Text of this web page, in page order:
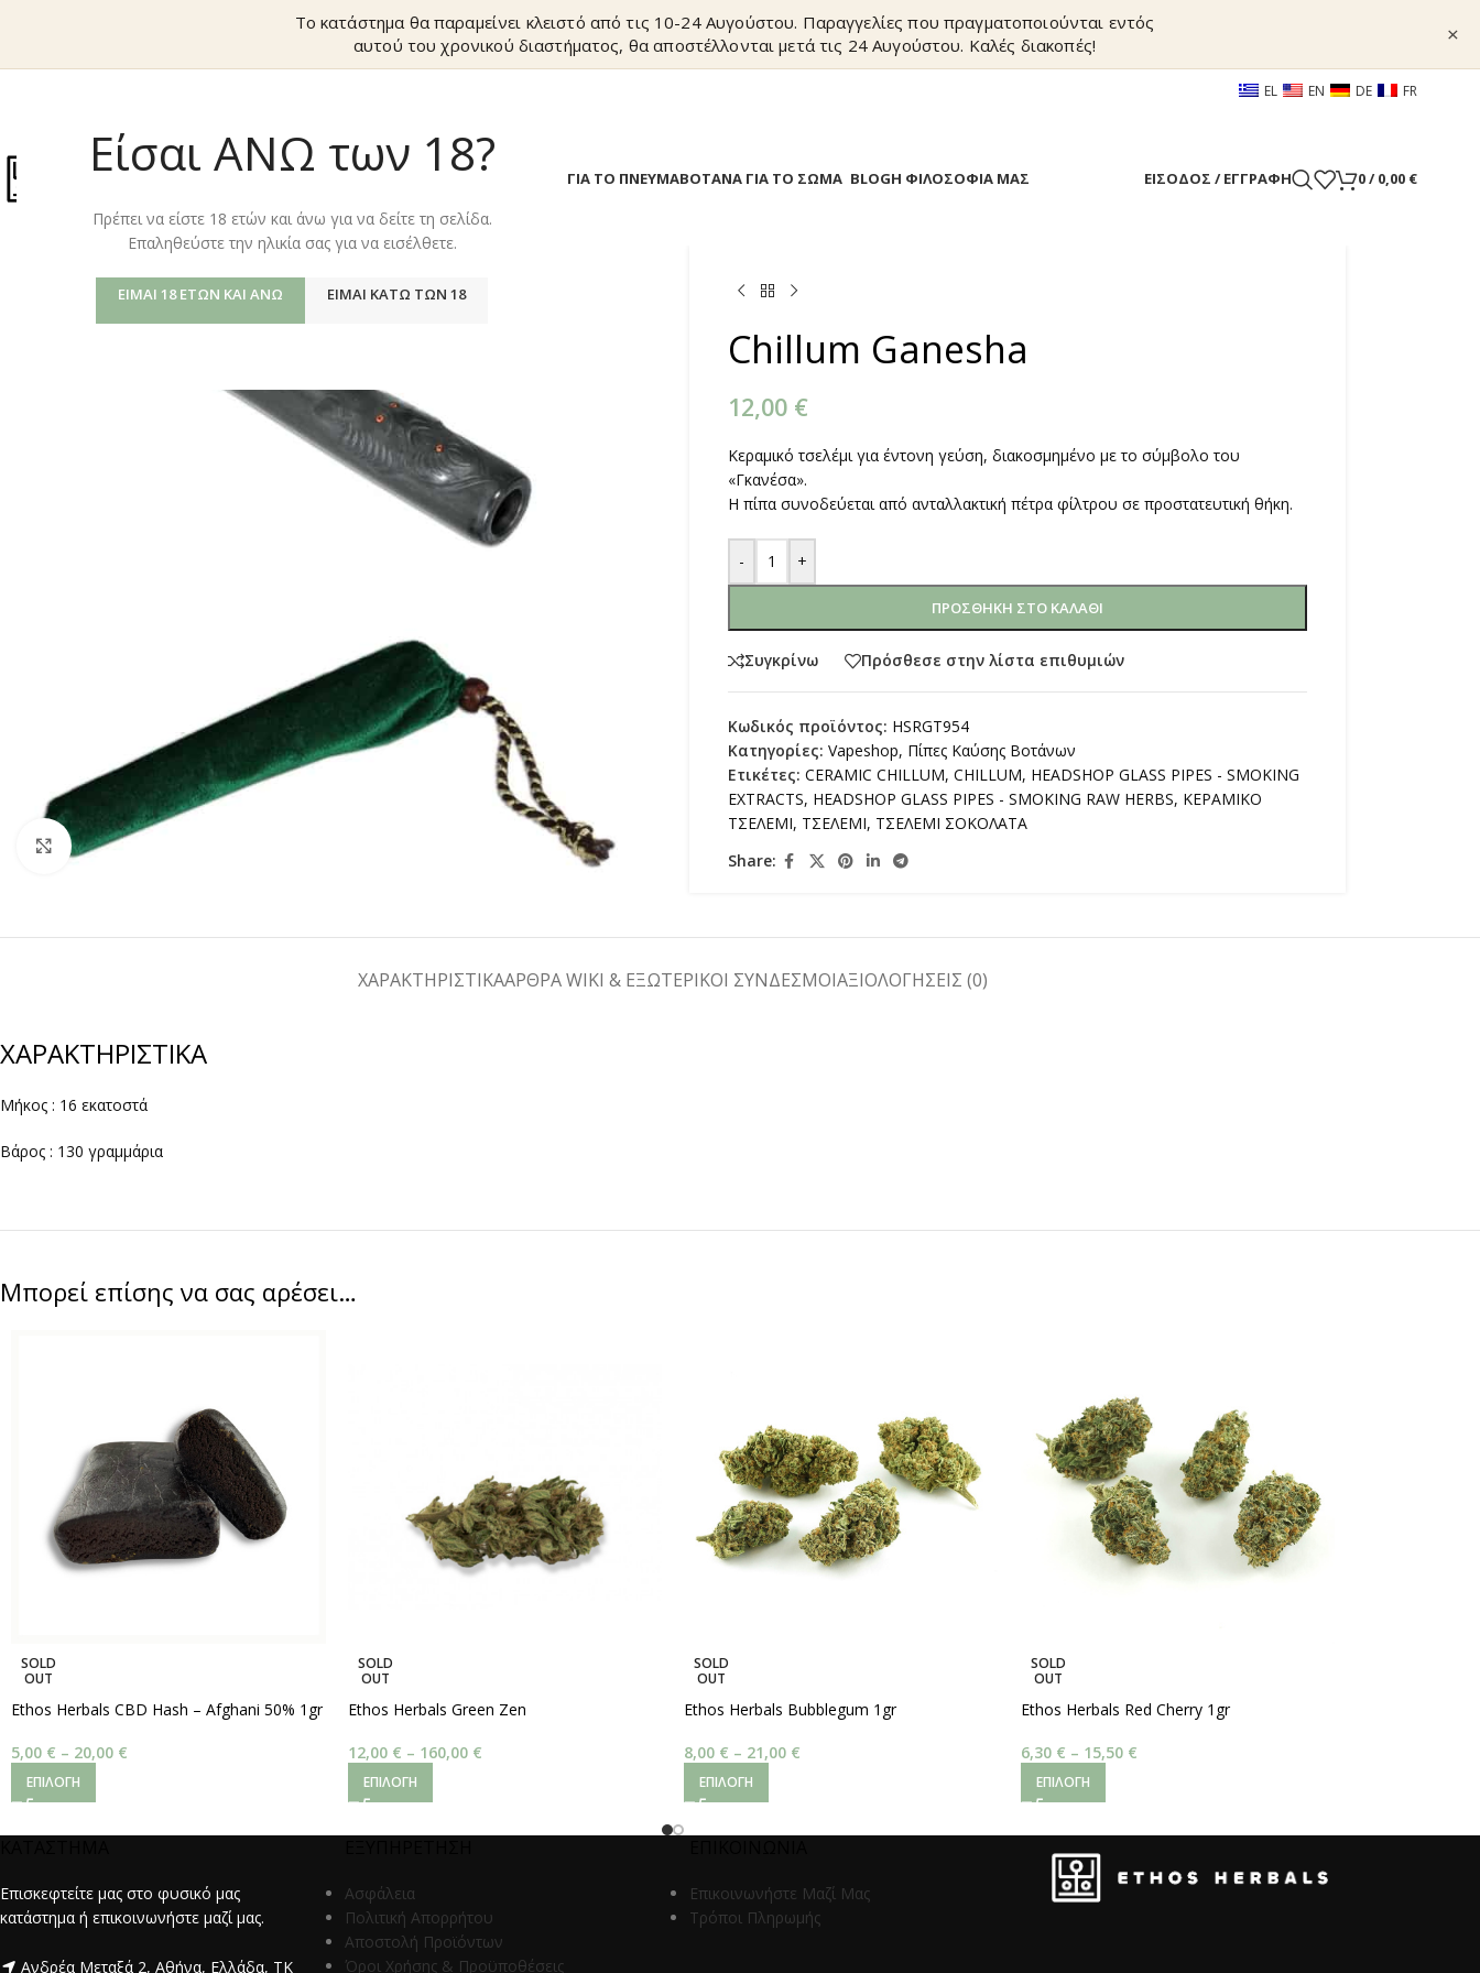
Είσαι ΑΝΩ των 18?
Πρέπει να είστε 18 ετών και άνω για να δείτε τη σελίδα.
Επαληθεύστε την ηλικία σας για να εισέλθετε.
ΕΊΜΑΙ 18 ΕΤΏΝ ΚΑΙ ΆΝΩ ΕΊΜΑΙ ΚΆΤΩ ΤΩΝ 18
Το κατάστημα θα παραμείνει κλειστό από τις 10-24 Αυγούστου. Παραγγελίες που πραγματοποιούνται εντός
αυτού του χρονικού διαστήματος, θα αποστέλλονται μετά τις 24 Αυγούστου. Καλές διακοπές!
×
EL EN DE FR
ΒΟΤΑΝΑ ΓΙΑ ΤΟ ΠΝΕΥΜΑΒΟΤΑΝΑ ΓΙΑ ΤΟ ΣΩΜΑ BLOGΗ ΦΙΛΟΣΟΦΙΑ ΜΑΣ ΕΊΣΟΔΟΣ / ΕΓΓΡΑΦΉ 0/ 0,00 €
Κάντε κλικ για μεγέθυνση
Chillum Ganesha
12,00 €
Κεραμικό τσελέμι για έντονη γεύση, διακοσμημένο με το σύμβολο του
«Γκανέσα».
Η πίπα συνοδεύεται από ανταλλακτική πέτρα φίλτρου σε προστατευτική θήκη.
- +
ΠΡΟΣΘΉΚΗ ΣΤΟ ΚΑΛΆΘΙ
Συγκρίνω Πρόσθεσε στην λίστα επιθυμιών
Κωδικός προϊόντος: HSRGT954
Κατηγορίες: Vapeshop, Πίπες Καύσης Βοτάνων
Ετικέτες: CERAMIC CHILLUM, CHILLUM, HEADSHOP GLASS PIPES - SMOKING
EXTRACTS, HEADSHOP GLASS PIPES - SMOKING RAW HERBS, ΚΕΡΑΜΙΚΟ
ΤΣΕΛΕΜΙ, ΤΣΕΛΕΜΙ, ΤΣΕΛΕΜΙ ΣΟΚΟΛΑΤΑ
Share:
ΧΑΡΑΚΤΗΡΙΣΤΙΚΑΑΡΘΡΑ WIKI & ΕΞΩΤΕΡΙΚΟΙ ΣΥΝΔΕΣΜΟΙΑΞΙΟΛΟΓΉΣΕΙΣ (0)
ΧΑΡΑΚΤΗΡΙΣΤΙΚΑ
Μήκος : 16 εκατοστά
Βάρος : 130 γραμμάρια
Μπορεί επίσης να σας αρέσει…
SOLD
OUT
Ethos Herbals CBD Hash – Afghani 50% 1gr
5,00 € – 20,00 €
ΕΠΙΛΟΓΉ
SOLD
OUT
Ethos Herbals Green Zen
12,00 € – 160,00 €
ΕΠΙΛΟΓΉ
SOLD
OUT
Ethos Herbals Bubblegum 1gr
8,00 € – 21,00 €
ΕΠΙΛΟΓΉ
SOLD
OUT
Ethos Herbals Red Cherry 1gr
6,30 € – 15,50 €
ΕΠΙΛΟΓΉ
Επισκεφτείτε μας στο φυσικό μας
κατάστημα ή επικοινωνήστε μαζί μας.
Ανδρέα Μεταξά 2, Αθήνα, Ελλάδα, ΤΚ
Ασφάλεια
Πολιτική Απορρήτου
Αποστολή Προϊόντων
Όροι Χρήσης & Προϋποθέσεις
Επικοινωνήστε Μαζί Μας
Τρόποι Πληρωμής